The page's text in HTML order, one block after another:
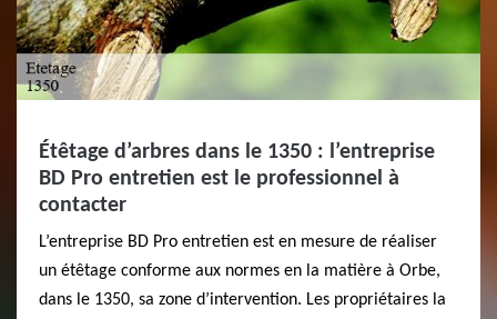
Étêtage d’arbres dans le 1350 : l’entreprise
BD Pro entretien est le professionnel à
contacter
L’entreprise BD Pro entretien est en mesure de réaliser
un étêtage conforme aux normes en la matière à Orbe,
dans le 1350, sa zone d’intervention. Les propriétaires la